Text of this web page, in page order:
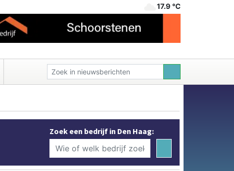
17.9 ℃
Zoek een bedrijf in Den Haag: